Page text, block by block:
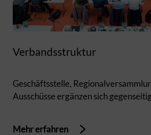
Verbandsstruktur
Geschäftsstelle,
Ausschüsse ergänzen sich
Mehr erfahren